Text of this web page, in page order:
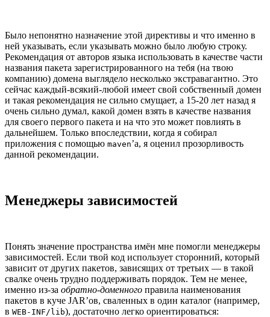
Было непонятно назначение этой директивы и что именно в
ней указывать, если указывать можно было любую строку.
Рекомендация от авторов языка использовать в качестве части
названия пакета зарегистрированного на тебя (на твою
компанию) домена выглядело несколько экстравагантно. Это
сейчас каждый-всякий-любой имеет свой собственный домен
и такая рекомендация не сильно смущает, а 15-20 лет назад я
очень сильно думал, какой домен взять в качестве названия
для своего первого пакета и на что это может повлиять в
дальнейшем. Только впоследствии, когда я собирал
приложения с помощью maven’а, я оценил прозорливость
данной рекомендации.
Менеджеры зависимостей
Понять значение пространства имён мне помогли менеджеры
зависимостей. Если твой код использует сторонний, который
зависит от других пакетов, зависящих от третьих — в такой
свалке очень трудно поддерживать порядок. Тем не менее,
именно из-за обратно-доменного правила наименования
пакетов в куче JAR’ов, сваленных в один каталог (например,
в WEB-INF/lib), достаточно легко ориентироваться: